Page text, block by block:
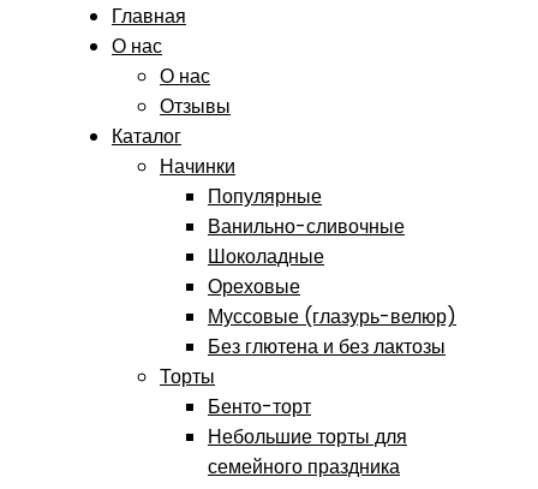
Главная
О нас
О нас
Отзывы
Каталог
Начинки
Популярные
Ванильно-сливочные
Шоколадные
Ореховые
Муссовые (глазурь-велюр)
Без глютена и без лактозы
Торты
Бенто-торт
Небольшие торты для
семейного праздника